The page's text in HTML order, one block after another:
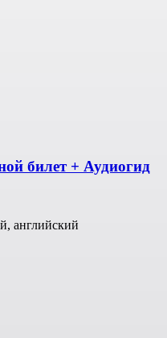
билет + Аудиогид
английский